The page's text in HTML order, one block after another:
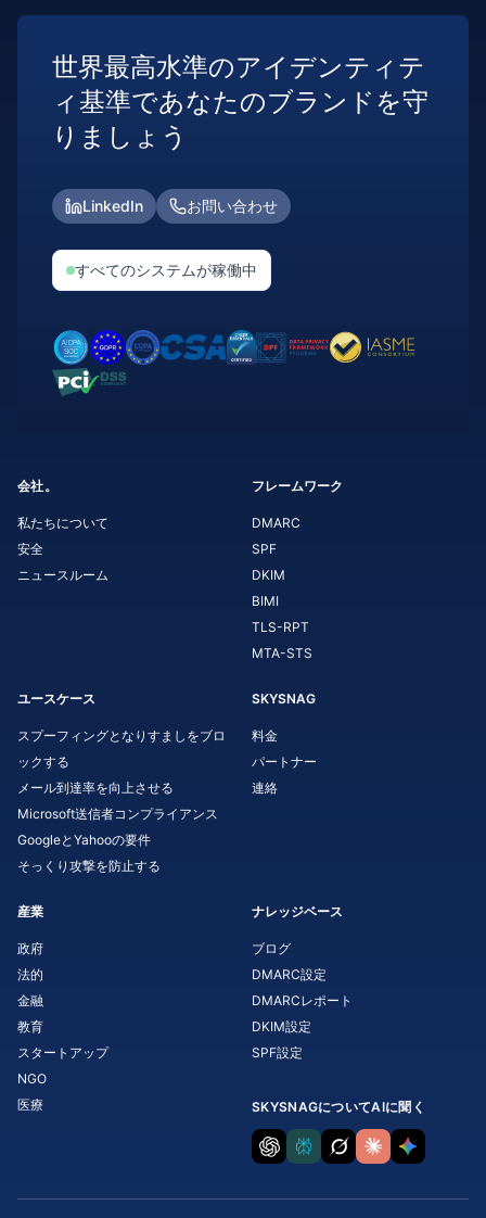
世界最高水準のアイデンティテ
ィ基準であなたのブランドを守
りましょう
LinkedIn お問い合わせ
すべてのシステムが稼働中
会社。
私たちについて
安全
ニュースルーム
フレームワーク
DMARC
SPF
DKIM
BIMI
TLS-RPT
MTA-STS
ユースケース
スプーフィングとなりすましをブロ
ックする
メール到達率を向上させる
Microsoft送信者コンプライアンス
GoogleとYahooの要件
そっくり攻撃を防止する
SKYSNAG
料金
パートナー
連絡
産業
政府
法的
金融
教育
スタートアップ
NGO
医療
ナレッジベース
ブログ
DMARC設定
DMARCレポート
DKIM設定
SPF設定
SKYSNAGについてAIに聞く